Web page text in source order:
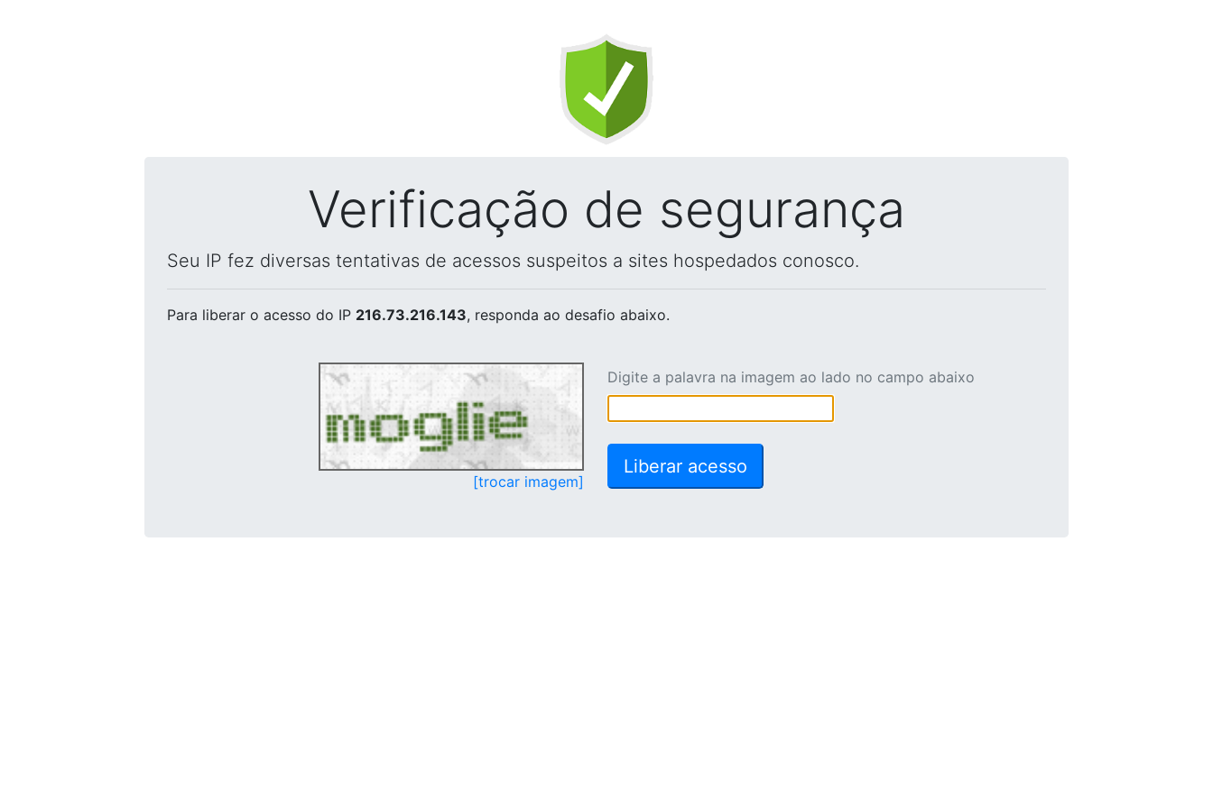
Verificação de segurança
Seu IP fez diversas tentativas de acessos suspeitos a sites hospedados conosco.
Para liberar o acesso do IP 216.73.216.143, responda ao desafio abaixo.
[trocar imagem]
Digite a palavra na imagem ao lado no campo abaixo